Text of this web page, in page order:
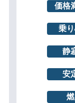
価格
乗
静
安